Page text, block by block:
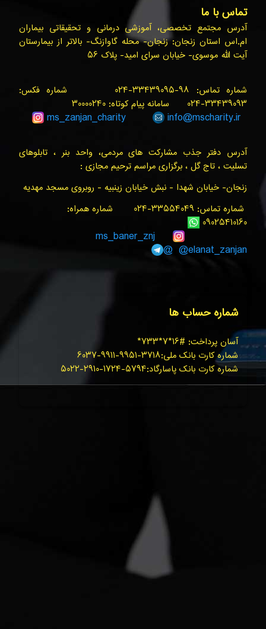
تماس با ما
آدرس مجتمع تخصصی، آموزشی درمانی و تحقیقاتی بیماران
ام.اس استان زنجان: زنجان- محله گاوازنگ- بالاتر از بیمارستان
آیت الله موسوی- خیابان سرای امید- پلاک ۵۶
شماره تماس: ۹۸-۳۳۴۳۹۰۹۵-۰۲۴ شماره فکس:
۳۳۴۳۹۰۹۳-۰۲۴ سامانه پیام کوتاه: ۳۰۰۰۰۲۴۰
ms_zanjan_charity info@mscharity.ir
آدرس دفتر جذب مشارکت های مردمی، واحد بنر ، تابلوهای
تسلیت ، تاج گل ، برگزاری مراسم ترحیم مجازی :
زنجان- خیابان شهدا - نبش خیابان زینبیه - روبروی مسجد مهدیه
شماره تماس: ۳۳۵۵۴۰۴۹-۰۲۴ شماره همراه:
۰۹۰۲۵۴۱۰۱۶۰
ms_baner_znj
@elanat_zanjan@
شماره حساب ها
آسان پرداخت: #۱۶*۷*۷۳۳*
شماره کارت بانک ملی:۳۷۱۸-۹۹۵۱-۹۹۱۱-۶۰۳۷
شماره کارت بانک پاسارگاد:۵۷۹۴-۱۷۲۴-۲۹۱۰-۵۰۲۲